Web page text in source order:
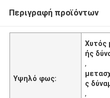
Περιγραφή προϊόντων
Υψηλό φως:
Χυτός
ής
,
ς
,